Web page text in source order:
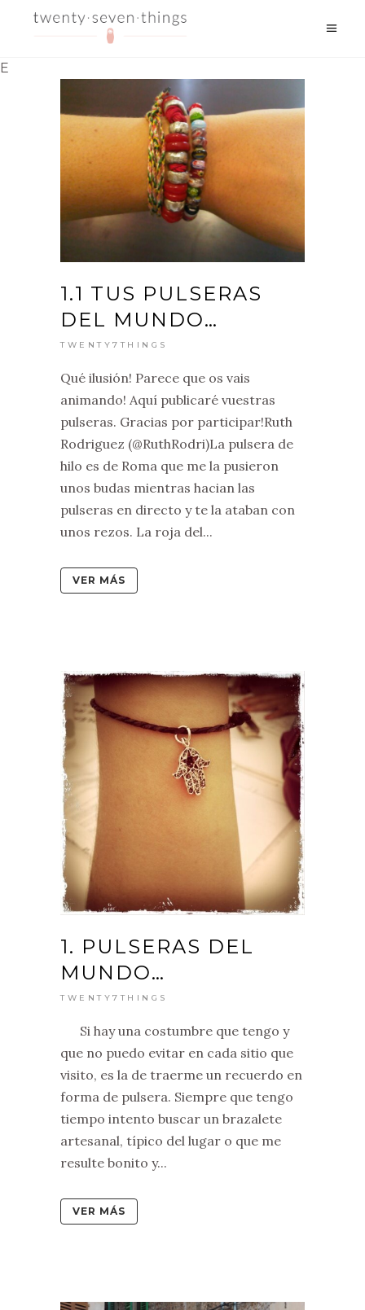
E
1.1 TUS PULSERAS
DEL MUNDO…
TWENTY7THINGS
Qué ilusión! Parece que os vais
animando! Aquí publicaré vuestras
pulseras. Gracias por participar!Ruth
Rodriguez (@RuthRodri)La pulsera de
hilo es de Roma que me la pusieron
unos budas mientras hacian las
pulseras en directo y te la ataban con
unos rezos. La roja del...
VER MÁS
1. PULSERAS DEL
MUNDO…
TWENTY7THINGS
Si hay una costumbre que tengo y
que no puedo evitar en cada sitio que
visito, es la de traerme un recuerdo en
forma de pulsera. Siempre que tengo
tiempo intento buscar un brazalete
artesanal, típico del lugar o que me
resulte bonito y...
VER MÁS